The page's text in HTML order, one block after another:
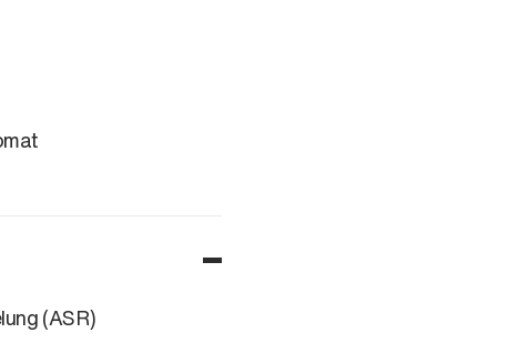
(ASR)